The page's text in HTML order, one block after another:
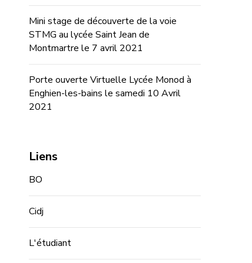
Mini stage de découverte de la voie
STMG au lycée Saint Jean de
Montmartre le 7 avril 2021
Porte ouverte Virtuelle Lycée Monod à
Enghien-les-bains le samedi 10 Avril
2021
Liens
BO
Cidj
L'étudiant